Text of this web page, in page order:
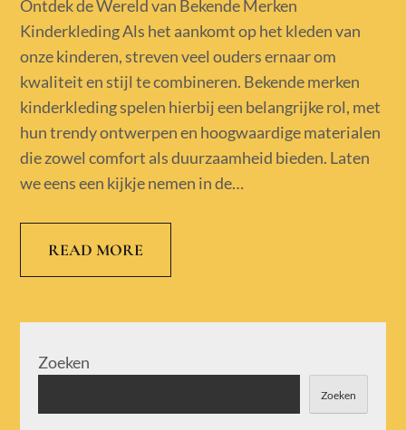
on
Ontdek de Wereld van Bekende Merken
Kinderkleding Als het aankomt op het kleden van
onze kinderen, streven veel ouders ernaar om
kwaliteit en stijl te combineren. Bekende merken
kinderkleding spelen hierbij een belangrijke rol, met
hun trendy ontwerpen en hoogwaardige materialen
die zowel comfort als duurzaamheid bieden. Laten
we eens een kijkje nemen in de…
READ MORE
Zoeken
Zoeken